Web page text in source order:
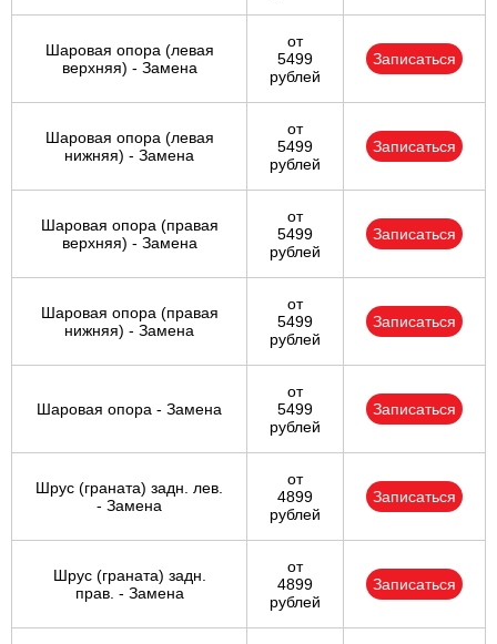
Шаровая опора (левая
верхняя) - Замена
от
5499
рублей
Записаться
Шаровая опора (левая
нижняя) - Замена
от
5499
рублей
Записаться
Шаровая опора (правая
верхняя) - Замена
от
5499
рублей
Записаться
Шаровая опора (правая
нижняя) - Замена
от
5499
рублей
Записаться
Шаровая опора - Замена
от
5499
рублей
Записаться
Шрус (граната) задн. лев.
- Замена
от
4899
рублей
Записаться
Шрус (граната) задн.
прав. - Замена
от
4899
рублей
Записаться